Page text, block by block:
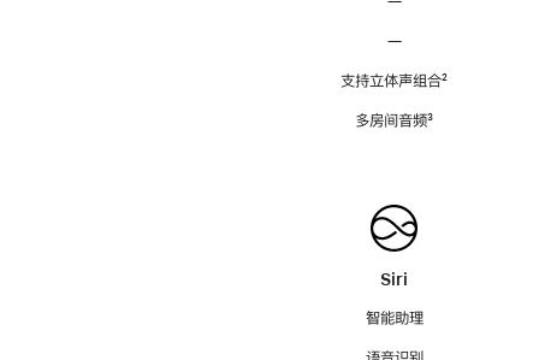
—
支持立体声组合脚
²
多房间音频脚
³
Siri
智能助理